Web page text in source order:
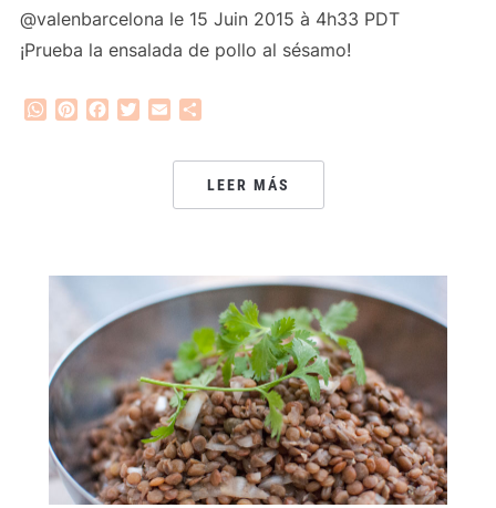
@valenbarcelona le 15 Juin 2015 à 4h33 PDT
¡Prueba la ensalada de pollo al sésamo!
WhatsApp
PinterestFacebook
Twitter
Email
LEER MÁS